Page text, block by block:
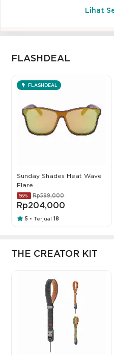
Lihat
FLASHDEAL
FLASHDEAL
Sunday Shades Heat Wave
Flare
66% Rp599,000
Rp204,000
5 • Terjual 18
THE CREATOR KIT